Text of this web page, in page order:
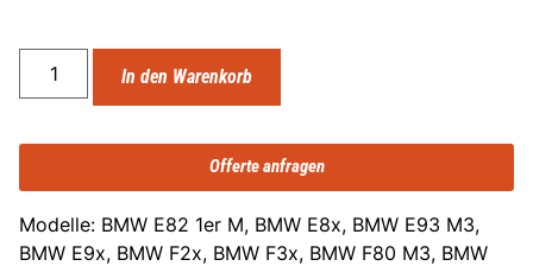
In den Warenkorb
Offerte anfragen
Modelle: BMW E82 1er M, BMW E8x, BMW E93 M3,
BMW E9x, BMW F2x, BMW F3x, BMW F80 M3, BMW